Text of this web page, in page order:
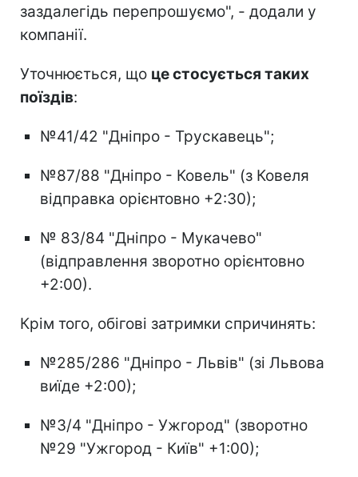
заздалегідь перепрошуємо", - додали у
компанії.
Уточнюється, що це стосується таких
поїздів:
№41/42 "Дніпро - Трускавець";
№87/88 "Дніпро - Ковель" (з Ковеля
відправка орієнтовно +2:30);
№ 83/84 "Дніпро - Мукачево"
(відправлення зворотно орієнтовно
+2:00).
Крім того, обігові затримки спричинять:
№285/286 "Дніпро - Львів" (зі Львова
виїде +2:00);
№3/4 "Дніпро - Ужгород" (зворотно
№29 "Ужгород - Київ" +1:00);